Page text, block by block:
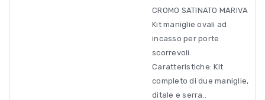
CROMO SATINATO MARIVA
Kit maniglie ovali ad
incasso per porte
scorrevoli.
Caratteristiche: Kit
completo di due maniglie,
ditale e serra..